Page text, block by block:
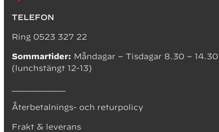
TELEFON
Ring 0523 327 22
Sommartider: Måndagar – Tisdagar 8.30 –
(lunchstängt 12-13)
Återbetalnings- och returpolicy
Frakt & leverans